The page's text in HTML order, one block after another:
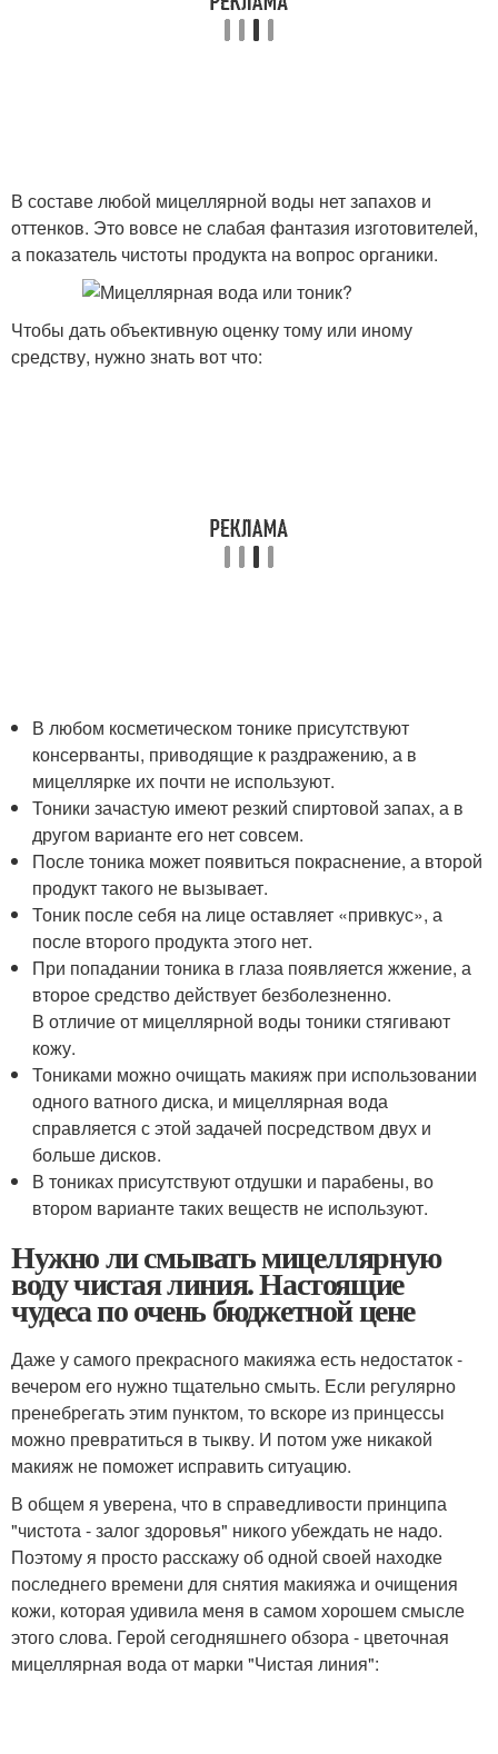
В составе любой мицеллярной воды нет запахов и
оттенков. Это вовсе не слабая фантазия изготовителей,
а показатель чистоты продукта на вопрос органики.
Чтобы дать объективную оценку тому или иному
средству, нужно знать вот что:
В любом косметическом тонике присутствуют
консерванты, приводящие к раздражению, а в
мицеллярке их почти не используют.
Тоники зачастую имеют резкий спиртовой запах, а в
другом варианте его нет совсем.
После тоника может появиться покраснение, а второй
продукт такого не вызывает.
Тоник после себя на лице оставляет «привкус», а
после второго продукта этого нет.
При попадании тоника в глаза появляется жжение, а
второе средство действует безболезненно.
В отличие от мицеллярной воды тоники стягивают
кожу.
Тониками можно очищать макияж при использовании
одного ватного диска, и мицеллярная вода
справляется с этой задачей посредством двух и
больше дисков.
В тониках присутствуют отдушки и парабены, во
втором варианте таких веществ не используют.
Нужно ли смывать мицеллярную
воду чистая линия. Настоящие
чудеса по очень бюджетной цене
Даже у самого прекрасного макияжа есть недостаток -
вечером его нужно тщательно смыть. Если регулярно
пренебрегать этим пунктом, то вскоре из принцессы
можно превратиться в тыкву. И потом уже никакой
макияж не поможет исправить ситуацию.
В общем я уверена, что в справедливости принципа
"чистота - залог здоровья" никого убеждать не надо.
Поэтому я просто расскажу об одной своей находке
последнего времени для снятия макияжа и очищения
кожи, которая удивила меня в самом хорошем смысле
этого слова. Герой сегодняшнего обзора - цветочная
мицеллярная вода от марки "Чистая линия":